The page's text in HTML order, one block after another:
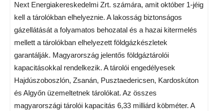
Next Energiakereskedelmi Zrt. számára, amit október 1-jéig
kell a tárolókban elhelyeznie. A lakosság biztonságos
gázellátását a folyamatos behozatal és a hazai kitermelés
mellett a tárolókban elhelyezett földgázkészletek
garantálják. Magyarország jelentős földgáztárolói
kapacitásokkal rendelkezik. A tárolói engedélyesek
Hajdúszoboszlón, Zsanán, Pusztaedericsen, Kardoskúton
és Algyőn üzemeltetnek tárolókat. Az összes
magyarországi tárolói kapacitás 6,33 milliárd köbméter. A